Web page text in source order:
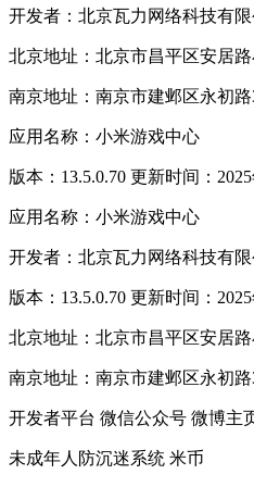
开发者：北京瓦力网络科技有限
北京地址：北京市昌平区安居
南京地址：南京市建邺区永初
应用名称：小米游戏中心
版本：13.5.0.70 更新时间：2025
应用名称：小米游戏中心
开发者：北京瓦力网络科技有限
版本：13.5.0.70 更新时间：2025
北京地址：北京市昌平区安居
南京地址：南京市建邺区永初
开发者平台 微信公众号 微博主
未成年人防沉迷系统 米币